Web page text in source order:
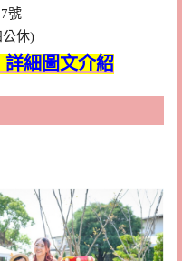
號
公休)
細圖文介紹